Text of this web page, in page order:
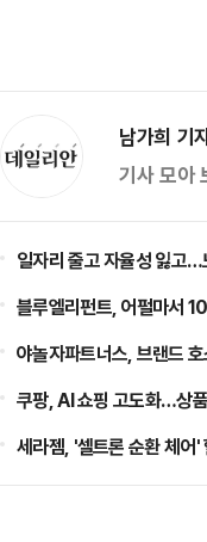
남가희
기사 모아
일자리 줄고 자율성 잃고
블루엘리펀트, 어펄마서
야놀자파트너스, 브랜드
쿠팡, AI 쇼핑 고도화…상
세라젬, '셀트론 순환 체어'